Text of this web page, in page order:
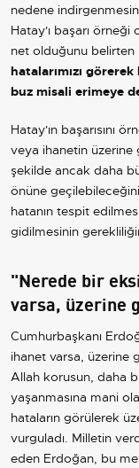
nedene
Hatay'ı başarı
net olduğunu belirten
hatalarımızı
buz misali erimeye
Hatay'ın başarısını
veya ihanetin
şekilde ancak daha
önüne
hatanın tespit
gidilmesinin
"Nerede bir
varsa, üzerine
Cumhurbaşkanı
ihanet varsa, üzerine
Allah korusun, daha
yaşanmasına mani
hataların görülerek
vurguladı. Milletin
eden Erdoğan, bu